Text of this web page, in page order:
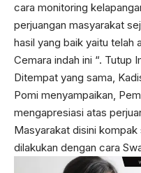
cara monitoring
perjuangan masyarakat
hasil yang baik yaitu telah
Cemara indah ini “. Tutup
Ditempat yang sama,
Pomi menyampaikan,
mengapresiasi atas
Masyarakat disini
dilakukan dengan cara